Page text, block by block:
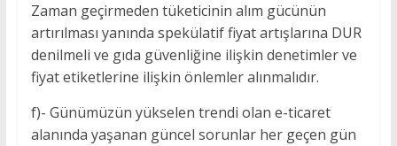
Zaman geçirmeden tüketicinin alım gücünün
artırılması yanında spekülatif fiyat artışlarına DUR
denilmeli ve gıda güvenliğine ilişkin denetimler ve
fiyat etiketlerine ilişkin önlemler alınmalıdır.
f)- Günümüzün yükselen trendi olan e-ticaret
alanında yaşanan güncel sorunlar her geçen gün